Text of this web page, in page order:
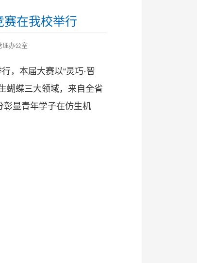
赛在我校举行
理办公室
，本届大赛以“灵巧·智
蝴蝶三大领域，来自全省
彰显青年学子在仿生机